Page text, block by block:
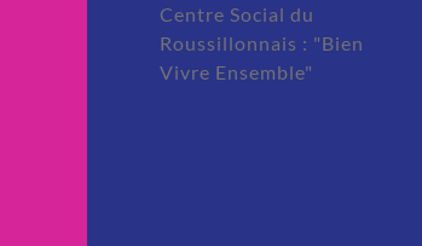
Centre Social du
Roussillonnais : "Bien
Vivre Ensemble"